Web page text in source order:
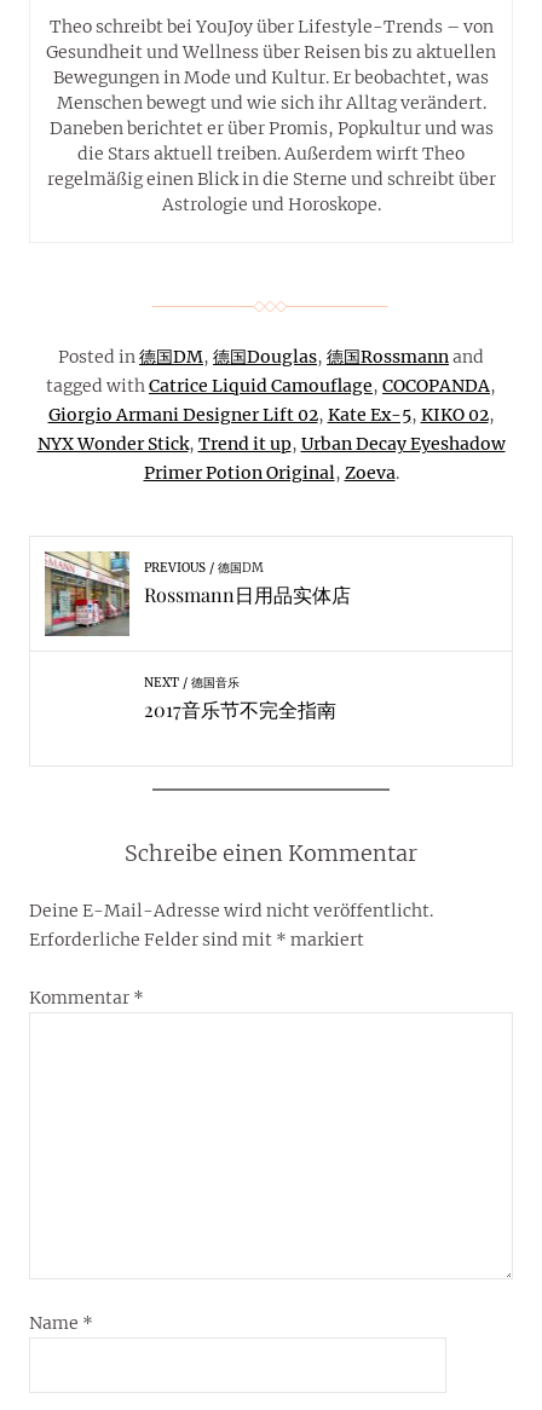
Theo schreibt bei YouJoy über Lifestyle-Trends – von
Gesundheit und Wellness über Reisen bis zu aktuellen
Bewegungen in Mode und Kultur. Er beobachtet, was
Menschen bewegt und wie sich ihr Alltag verändert.
Daneben berichtet er über Promis, Popkultur und was
die Stars aktuell treiben. Außerdem wirft Theo
regelmäßig einen Blick in die Sterne und schreibt über
Astrologie und Horoskope.
Posted in德国DM, 德国Douglas, 德国Rossmannand
tagged withCatrice Liquid Camouflage, COCOPANDA,
Giorgio Armani Designer Lift 02, Kate Ex-5, KIKO 02,
NYX Wonder Stick, Trend it up, Urban Decay Eyeshadow
Primer Potion Original, Zoeva.
PREVIOUS 德国DM
Rossmann日用品实体店
NEXT 德国音乐
2017音乐节不完全指南
Schreibe einen Kommentar
Deine E-Mail-Adresse wird nicht veröffentlicht.
Erforderliche Felder sind mit * markiert
Kommentar *
Name *